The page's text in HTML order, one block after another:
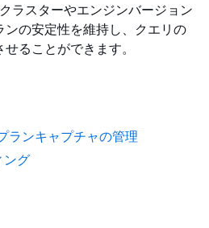
ラスターやエンジンバージョン
の安定性を維持し、クエリの
ることができます。
ランキャプチャの管理
ング